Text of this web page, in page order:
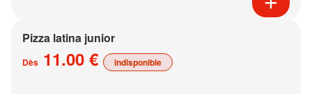
Pizza latina junior
Dès 11.00 € indisponible